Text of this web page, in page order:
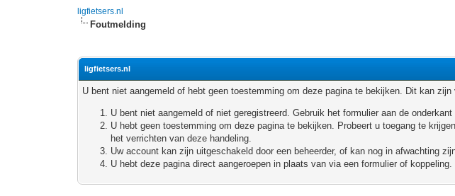
ligfietsers.nl
Foutmelding
ligfietsers.nl
U bent niet aangemeld of hebt geen toestemming om deze pagina te bekijken. Dit kan
U bent niet aangemeld of niet geregistreerd. Gebruik het formulier aan de
U hebt geen toestemming om deze pagina te bekijken. Probeert u toegang te
het verrichten van deze handeling.
Uw account kan zijn uitgeschakeld door een beheerder, of kan nog in afwachting
U hebt deze pagina direct aangeroepen in plaats van via een formulier of koppeling.